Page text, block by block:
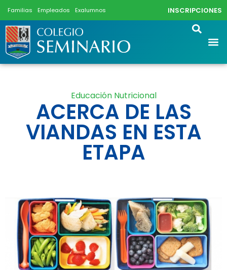
Familias Empleados Exalumnos INSCRIPCIONES
Educación Nutricional
ACERCA DE LAS
VIANDAS EN ESTA
ETAPA